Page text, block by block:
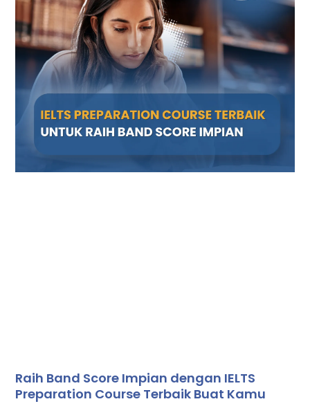
Raih Band Score Impian dengan IELTS
Preparation Course Terbaik Buat Kamu